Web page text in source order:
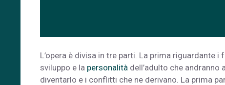
L’opera è divisa in tre parti. La prima riguardante
sviluppo e la personalità dell’adulto che
diventarlo e i conflitti che ne derivano. La prima